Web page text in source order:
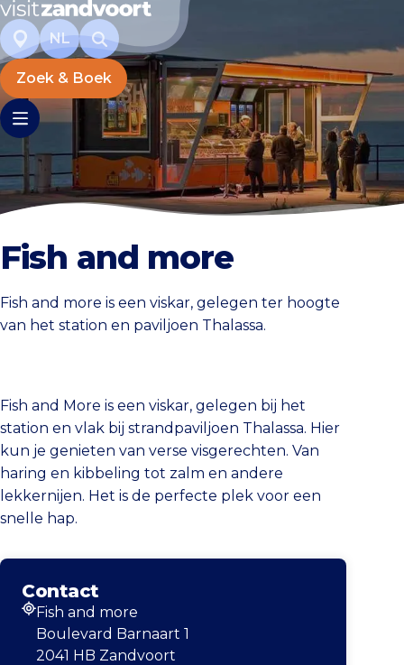
NL
Zoek & Boek
Fish and more
Fish and more is een viskar, gelegen ter hoogte
van het station en paviljoen Thalassa.
Fish and More is een viskar, gelegen bij het
station en vlak bij strandpaviljoen Thalassa. Hier
kun je genieten van verse visgerechten. Van
haring en kibbeling tot zalm en andere
lekkernijen. Het is de perfecte plek voor een
snelle hap.
Contact
Adres
Fish and more
Boulevard Barnaart 1
2041 HB Zandvoort